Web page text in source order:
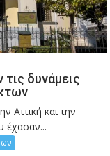
δυνάμεις
Αττική και την
έχασαν...